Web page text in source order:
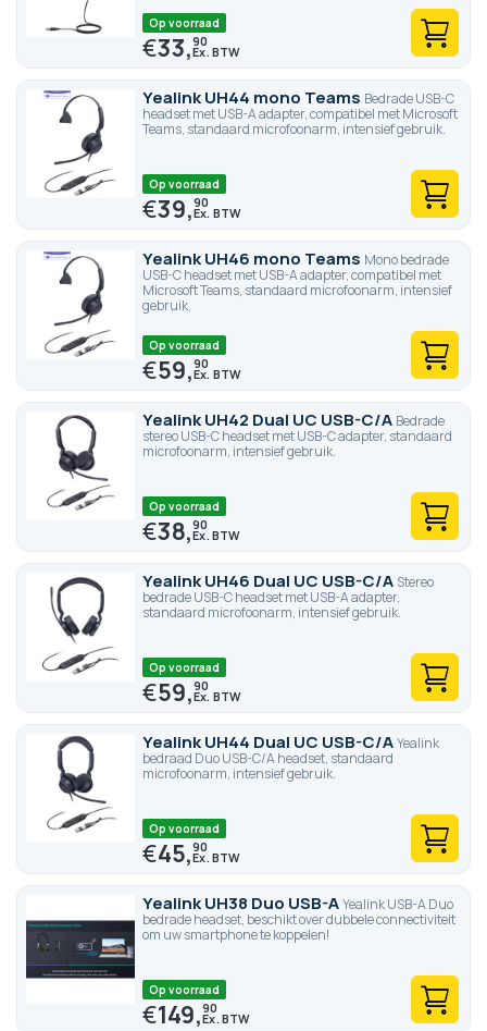
Op voorraad
€33,90
Yealink UH44 mono Teams Bedrade USB-C
headset met USB-A adapter, compatibel met Microsoft
Teams, standaard microfoonarm, intensief gebruik.
Op voorraad
€39,90
Yealink UH46 mono Teams Mono bedrade
USB-C headset met USB-A adapter, compatibel met
Microsoft Teams, standaard microfoonarm, intensief
gebruik.
Op voorraad
€59,90
Yealink UH42 Dual UC USB-C/A Bedrade
stereo USB-C headset met USB-C adapter, standaard
microfoonarm, intensief gebruik.
Op voorraad
€38,90
Yealink UH46 Dual UC USB-C/A Stereo
bedrade USB-C headset met USB-A adapter,
standaard microfoonarm, intensief gebruik.
Op voorraad
€59,90
Yealink UH44 Dual UC USB-C/AYealink
bedraad Duo USB-C/A headset, standaard
microfoonarm, intensief gebruik.
Op voorraad
€45,90
Yealink UH38 Duo USB-AYealink USB-A Duo
bedrade headset, beschikt over dubbele connectiviteit
om uw smartphone te koppelen!
Op voorraad
€149,90